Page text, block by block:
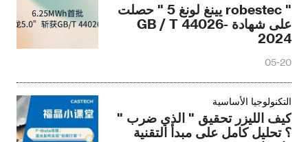
" robestec يينغ لونغ 5 " حصلت
على شهادة GB / T 44026-
2024
05-20
التكنولوجيا الأساسية
كيف الليزر تحقيق " الذي ضرب "
؟ تحليل كامل على مبدأ التقنية